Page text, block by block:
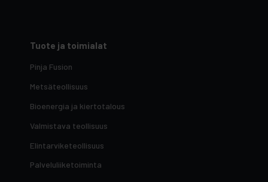
Tuote ja toimialat
Pinja Fusion
Metsäteollisuus
Bioenergia ja kiertotalous
Valmistava teollisuus
Elintarviketeollisuus
Palveluliiketoiminta